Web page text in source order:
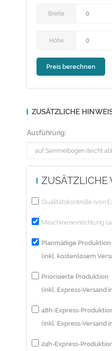
BreiteBreite
HöheHöhe
ZUSÄTZLICHE
Ausführung:
ZUSÄTZLICHE
Qualitätskontrolle (von
Maschineneinrichtung
Planmäßige Produktion
(inkl. kostenlosem
Priorisierte Produktion
(inkl. Express-Versand
48h-Express-
(inkl. Express-Versand
24h-Express-